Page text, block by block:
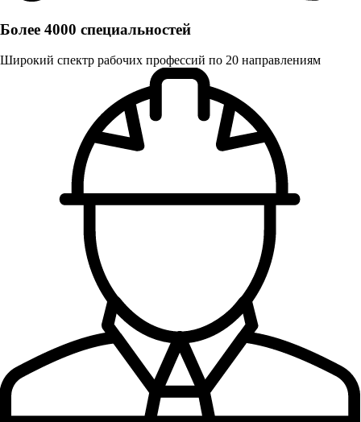
Более 4000 специальностей
Широкий спектр рабочих профессий по 20 направлениям